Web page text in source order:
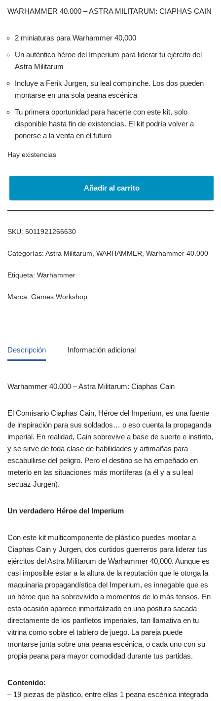
WARHAMMER 40.000 – ASTRA MILITARUM: CIAPHAS CAIN
2 miniaturas para Warhammer 40,000
Un auténtico héroe del Imperium para liderar tu ejército del
Astra Militarum
Incluye a Ferik Jurgen, su leal compinche. Los dos pueden
montarse en una sola peana escénica
Tu primera oportunidad para hacerte con este kit, solo
disponible hasta fin de existencias. El kit podría volver a
ponerse a la venta en el futuro
Hay existencias
Añadir al carrito
SKU: 5011921266630
Categorías: Astra Militarum, WARHAMMER, Warhammer 40.000
Etiqueta: Warhammer
Marca: Games Workshop
Descripción Información adicional
Warhammer 40.000 – Astra Militarum: Ciaphas Cain
El Comisario Ciaphas Cain, Héroe del Imperium, es una fuente
de inspiración para sus soldados… o eso cuenta la propaganda
imperial. En realidad, Cain sobrevive a base de suerte e instinto,
y se sirve de toda clase de habilidades y artimañas para
escabullirse del peligro. Pero el destino se ha empeñado en
meterlo en las situaciones más mortíferas (a él y a su leal
secuaz Jurgen).
Un verdadero Héroe del Imperium
Con este kit multicomponente de plástico puedes montar a
Ciaphas Cain y Jurgen, dos curtidos guerreros para liderar tus
ejércitos del Astra Militarum de Warhammer 40,000. Aunque es
casi imposible estar a la altura de la reputación que le otorga la
maquinaria propagandística del Imperium, es innegable que es
un héroe que ha sobrevivido a momentos de lo más tensos. En
esta ocasión aparece inmortalizado en una postura sacada
directamente de los panfletos imperiales, tan llamativa en tu
vitrina como sobre el tablero de juego. La pareja puede
montarse junta sobre una peana escénica, o cada uno con su
propia peana para mayor comodidad durante tus partidas.
Contenido:
– 19 piezas de plástico, entre ellas 1 peana escénica integrada